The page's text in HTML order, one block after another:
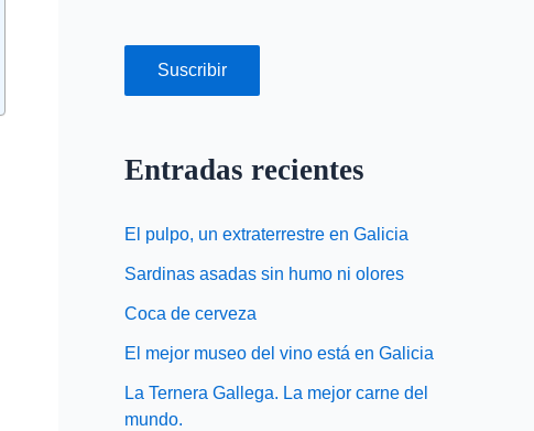
t
ó
i
c
o
Suscribir
Entradas recientes
El pulpo, un extraterrestre en Galicia
Sardinas asadas sin humo ni olores
Coca de cerveza
El mejor museo del vino está en Galicia
La Ternera Gallega. La mejor carne del
mundo.